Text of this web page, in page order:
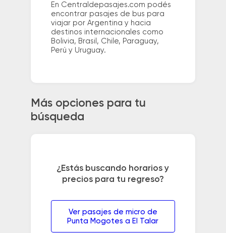
En Centraldepasajes.com podés
encontrar pasajes de bus para
viajar por Argentina y hacia
destinos internacionales como
Bolivia, Brasil, Chile, Paraguay,
Perú y Uruguay.
Más opciones para tu
búsqueda
¿Estás buscando horarios y
precios para tu regreso?
Ver pasajes de micro de
Punta Mogotes a El Talar